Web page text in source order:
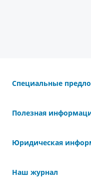
Специальные
Полезная
Юридическая
Наш журнал